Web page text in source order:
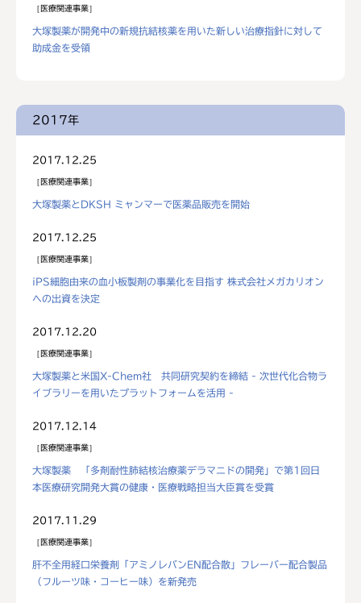
医療関連事業
大塚製薬が開発中の新規抗結核薬を用いた新しい治療指針に対して
助成金を受領
2017年
2017.12.25
医療関連事業
大塚製薬とDKSH ミャンマーで医薬品販売を開始
2017.12.25
医療関連事業
iPS細胞由来の血小板製剤の事業化を目指す 株式会社メガカリオン
への出資を決定
2017.12.20
医療関連事業
大塚製薬と米国X-Chem社 共同研究契約を締結 - 次世代化合物ラ
イブラリーを用いたプラットフォームを活用 -
2017.12.14
医療関連事業
大塚製薬 「多剤耐性肺結核治療薬デラマニドの開発」で第1回日
本医療研究開発大賞の健康・医療戦略担当大臣賞を受賞
2017.11.29
医療関連事業
肝不全用経口栄養剤「アミノレバンEN配合散」フレーバー配合製品
（フルーツ味・コーヒー味）を新発売